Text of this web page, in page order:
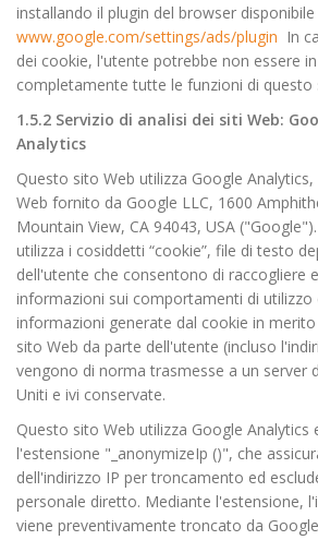
installando il plugin del browser
www.google.com/settings/ads/plugin In
dei cookie, l'utente potrebbe non essere
completamente tutte le funzioni di questo
1.5.2 Servizio di analisi dei siti Web:
Analytics
Questo sito Web utilizza Google
Web fornito da Google LLC, 1600
Mountain View, CA 94043, USA
utilizza i cosiddetti “cookie”, file di testo
dell'utente che consentono di raccogliere
informazioni sui comportamenti di utilizzo
informazioni generate dal cookie in
sito Web da parte dell'utente (incluso
vengono di norma trasmesse a un server
Uniti e ivi conservate.
Questo sito Web utilizza Google Analytics
l'estensione "_anonymizeIp ()", che
dell'indirizzo IP per troncamento ed
personale diretto. Mediante l'estensione,
viene preventivamente troncato da